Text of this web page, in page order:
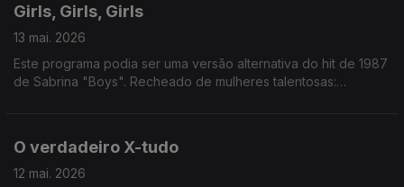
Girls, Girls, Girls
13 mai. 2026
Este programa podia ser uma versão alternativa do hit de 1987
de Sabrina "Boys". Recheado de mulheres talentosas:
O verdadeiro X-tudo
12 mai. 2026